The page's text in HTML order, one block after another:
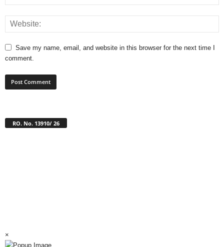
Save my name, email, and website in this browser for the next time I
comment.
RO. No. 13910/ 26
×